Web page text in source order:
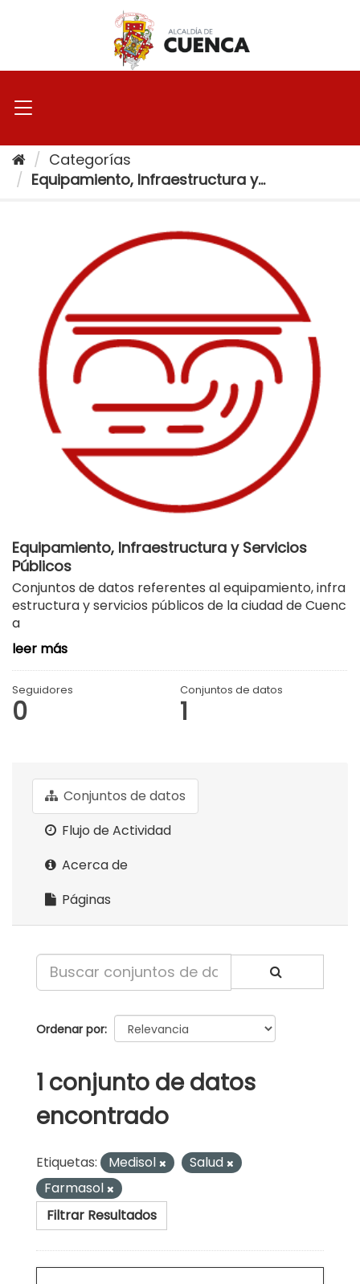
Categorías
Equipamiento, Infraestructura y...
Equipamiento, Infraestructura y Servicios
Públicos
Conjuntos de datos referentes al equipamiento, infra
estructura y servicios públicos de la ciudad de Cuenc
a
leer más
Seguidores
0
Conjuntos de datos
1
Conjuntos de datos
Flujo de Actividad
Acerca de
Páginas
Ordenar por
1 conjunto de datos
encontrado
Etiquetas: Medisol
Salud
Farmasol
Filtrar Resultados